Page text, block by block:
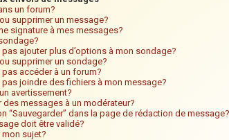
un forum?
supprimer un message?
signature à mes messages?
ajouter plus d’options à mon sondage?
supprimer un sondage?
accéder à un forum?
joindre des fichiers à mon message?
avertissement?
messages à un modérateur?
“Sauvegarder” dans la page de rédaction de message?
doit être validé?
sujet?